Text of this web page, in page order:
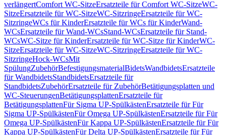
verlängertComfort WC-SitzeErsatzteile für Comfort WC-SitzeWC-
SitzeErsatzteile für WC-SitzeWC-SitzringeErsatzteile für WC-
SitzringeWCs für KinderErsatzteile für WCs für KinderWand-
WCsErsatzteile für Wand-WCsStand-WCsErsatzteile für Stand-
WCsWC-Sitze für KinderErsatzteile für WC-Sitze für KinderWC-
SitzeErsatzteile für WC-SitzeWC-SitzringeErsatzteile für WC-
SitzringeHock-WCsMit
SpülungZubehörBefestigungsmaterialBidetsWandbidetsErsatzteile
für WandbidetsStandbidetsErsatzteile für
StandbidetsZubehörErsatzteile für ZubehörBetätigungsplatten und
WC-SteuerungenBetätigungsplattenErsatzteile für
BetätigungsplattenFür Sigma UP-SpülkästenErsatzteile für Für
Sigma UP-SpülkästenFür Omega UP-SpülkästenErsatzteile für Für
Omega UP-SpülkästenFür Kappa UP-SpülkästenErsatzteile für Für
Kappa UP-SpülkästenFür Delta UP-SpülkästenErsatzteile für Für